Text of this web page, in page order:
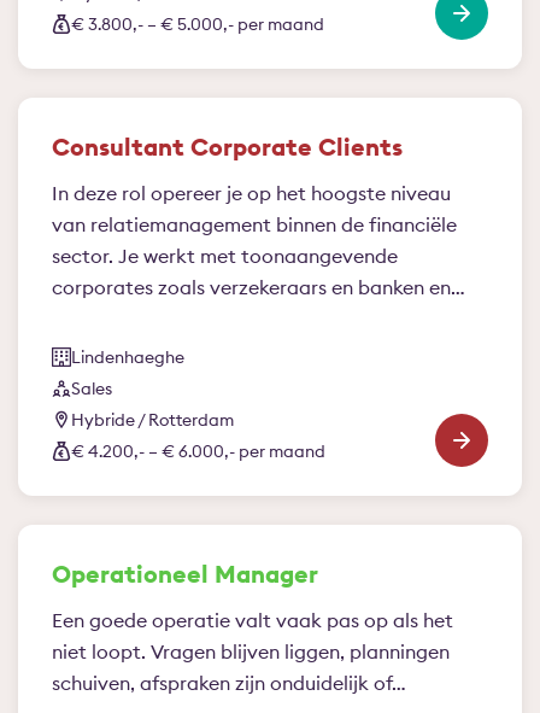
€ 3.800,- – € 5.000,- per maand
Consultant Corporate Clients
In deze rol opereer je op het hoogste niveau
van relatiemanagement binnen de financiële
sector. Je werkt met toonaangevende
corporates zoals verzekeraars en banken en
sparringpartner. Je kijkt verder dan de vraag
van vandaag, signaleert ontwikkelingen en
vertaalt deze naar kansen en richting voor de
toekomst.
Lindenhaeghe
Sales
Hybride / Rotterdam
€ 4.200,- – € 6.000,- per maand
Operationeel Manager
Een goede operatie valt vaak pas op als het
niet loopt. Vragen blijven liggen, planningen
schuiven, afspraken zijn onduidelijk of…